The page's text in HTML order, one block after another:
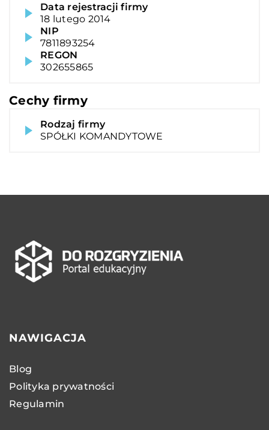
Data rejestracji firmy
18 lutego 2014
NIP
7811893254
REGON
302655865
Cechy firmy
Rodzaj firmy
SPÓŁKI KOMANDYTOWE
NAWIGACJA
Blog
Polityka prywatności
Regulamin